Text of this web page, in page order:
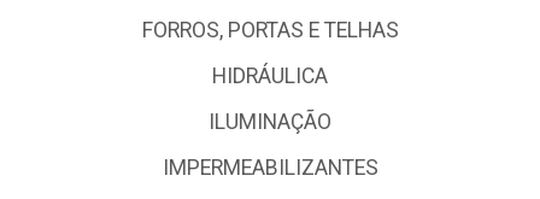
FORROS, PORTAS E TELHAS
HIDRÁULICA
ILUMINAÇÃO
IMPERMEABILIZANTES